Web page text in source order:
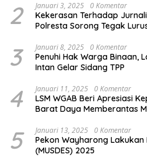
2 Januari 3, 2025 0 Komentar
Kekerasan Terhadap
Polresta Sorong Tegak
3 Januari 8, 2025 0 Komentar
Penuhi Hak Warga Binaan,
Intan Gelar Sidang TPP
4 Januari 11, 2025 0 Komentar
LSM WGAB Beri Apresiasi
Barat Daya Memberantas
5 Januari 13, 2025 0 Komentar
Pekon Wayharong Lakukan
(MUSDES) 2025